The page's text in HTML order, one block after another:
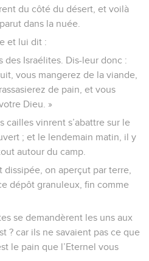
du côté du désert, et voilà
dans la nuée.
et lui dit :
des Israélites. Dis-leur donc :
vous mangerez de la viande,
de pain, et vous
Dieu. »
cailles vinrent s’abattre sur le
; et le lendemain matin, il y
autour du camp.
on aperçut par terre,
dépôt granuleux, fin comme
se demandèrent les uns aux
? car ils ne savaient pas ce que
le pain que l’Eternel vous